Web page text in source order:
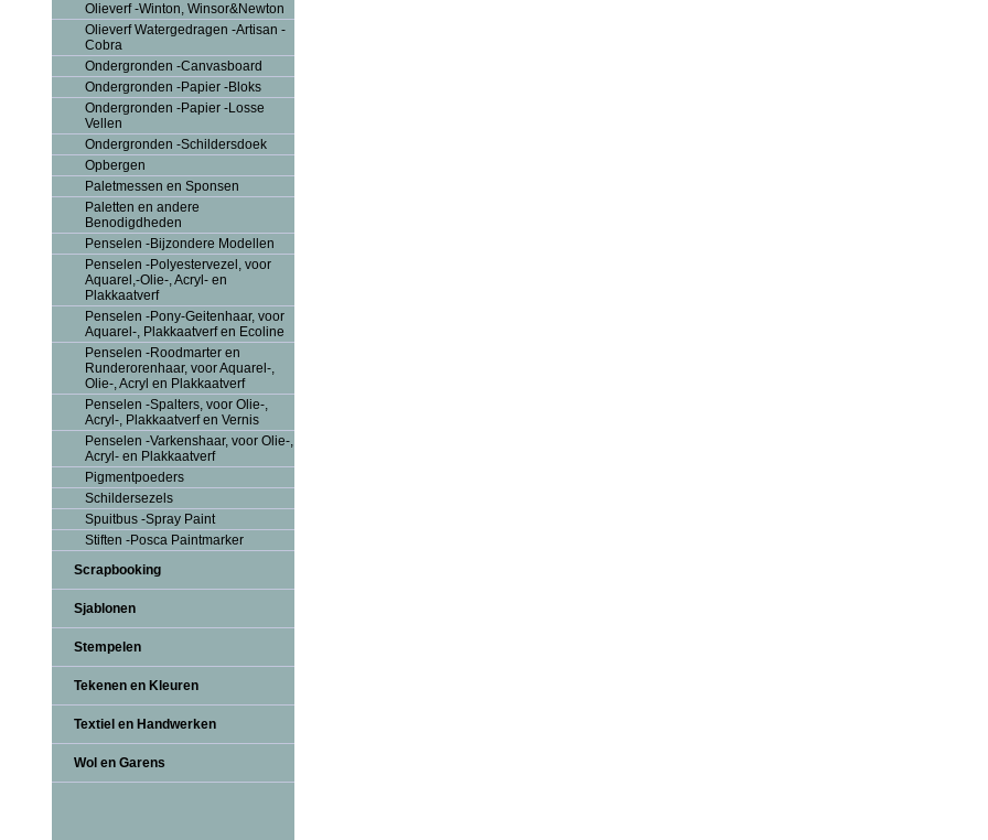
Olieverf -Winton, Winsor&Newton
Olieverf Watergedragen -Artisan -
Cobra
Ondergronden -Canvasboard
Ondergronden -Papier -Bloks
Ondergronden -Papier -Losse
Vellen
Ondergronden -Schildersdoek
Opbergen
Paletmessen en Sponsen
Paletten en andere
Benodigdheden
Penselen -Bijzondere Modellen
Penselen -Polyestervezel, voor
Aquarel,-Olie-, Acryl- en
Plakkaatverf
Penselen -Pony-Geitenhaar, voor
Aquarel-, Plakkaatverf en Ecoline
Penselen -Roodmarter en
Runderorenhaar, voor Aquarel-,
Olie-, Acryl en Plakkaatverf
Penselen -Spalters, voor Olie-,
Acryl-, Plakkaatverf en Vernis
Penselen -Varkenshaar, voor Olie-,
Acryl- en Plakkaatverf
Pigmentpoeders
Schildersezels
Spuitbus -Spray Paint
Stiften -Posca Paintmarker
Scrapbooking
Sjablonen
Stempelen
Tekenen en Kleuren
Textiel en Handwerken
Wol en Garens